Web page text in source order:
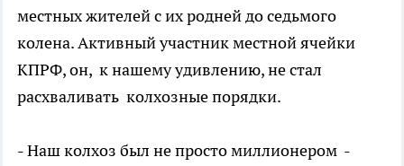
местных жителей с их родней до седьмого
колена. Активный участник местной ячейки
КПРФ, он, к нашему удивлению, не стал
расхваливать колхозные порядки.
- Наш колхоз был не просто миллионером -